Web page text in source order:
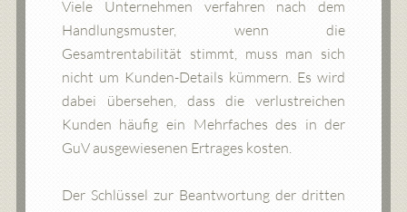
Viele Unternehmen verfahren nach dem
Handlungsmuster, wenn die
Gesamtrentabilität stimmt, muss man sich
nicht um Kunden-Details kümmern. Es wird
dabei übersehen, dass die verlustreichen
Kunden häufig ein Mehrfaches des in der
GuV ausgewiesenen Ertrages kosten.
Der Schlüssel zur Beantwortung der dritten